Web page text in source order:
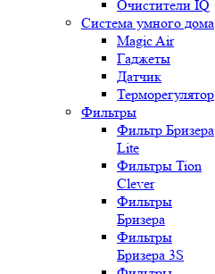
Очистители IQ
Система умного дома
Magic Air
Гаджеты
Датчик
Терморегулятор
Фильтры
Фильтр Бризера
Lite
Фильтры Tion
Clever
Фильтры
Бризера
Фильтры
Бризера 3S